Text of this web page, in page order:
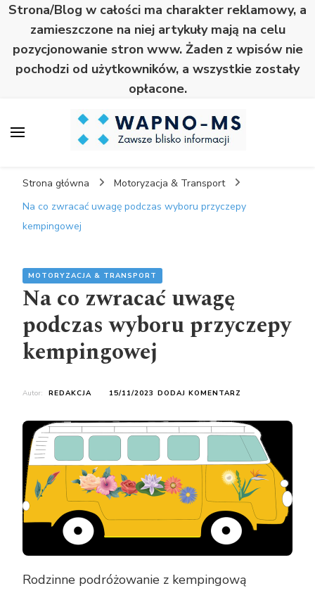
Strona/Blog w całości ma charakter reklamowy, a
zamieszczone na niej artykuły mają na celu
pozycjonowanie stron www. Żaden z wpisów nie
pochodzi od użytkowników, a wszystkie zostały
opłacone.
Strona główna
Motoryzacja & Transport
Na co zwracać uwagę podczas wyboru przyczepy
kempingowej
MOTORYZACJA & TRANSPORT
Na co zwracać uwagę
podczas wyboru przyczepy
kempingowej
Autor: REDAKCJA 15/11/2023 DODAJ KOMENTARZ
ZWRACAĆ
UWAGĘ
PODCZAS
WYBORU
PRZYCZEPY
KEMPINGOWEJ
Rodzinne podróżowanie z kempingową